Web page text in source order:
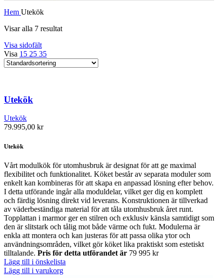
Hem Utekök
Visar alla 7 resultat
Visa sidofält
Visa 15 25 35
Utekök
Utekök
79.995,00 kr
Utekök
Vårt modulkök för utomhusbruk är designat för att ge maximal
flexibilitet och funktionalitet. Köket består av separata moduler som
enkelt kan kombineras för att skapa en anpassad lösning efter behov.
I detta utförande ingår alla moduldelar, vilket ger dig en komplett
och färdig lösning direkt vid leverans. Konstruktionen är tillverkad
av väderbeständiga material för att tåla utomhusbruk året runt.
Topplattan i marmor ger en stilren och exklusiv känsla samtidigt som
den är slitstark och tålig mot både värme och fukt. Modulerna är
enkla att montera och kan justeras för att passa olika ytor och
användningsområden, vilket gör köket lika praktiskt som estetiskt
tilltalande. Pris för detta utförandet är 79 995 kr
Lägg till i önskelista
Lägg till i varukorg